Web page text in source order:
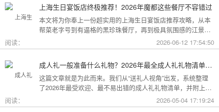
友圈的派对，还是带小朋友度过一个充满童趣的生日，这篇
2026年北京生日会场地全指南都能帮你找到答案！
上海生日宴饭店终极推荐！2026年魔都这些餐厅不容错过
本文将为你奉上一份超实用的上海生日宴饭店推荐攻略，从本
帮菜老字号到有逼格的黑珍珠餐厅，再到极具氛围感的江景私
房餐厅，全方位承包你的生日派对需求，相信一定能解决你的
挑选难题！
阅读： 2026-06-12 17:54:50
成人礼一般准备什么礼物？2026年最全成人礼礼物清单：父母、长辈、朋友一篇搞定
这篇文章就是为此而来。我们从“送礼人视角”出发，系统整理
了2026年最受欢迎、最不易出错的成人礼礼物清单，并附上挑
选逻辑和避坑指南，帮你用一份恰到好处的心意，为孩子（或
朋友）的18岁写下最温暖的注脚。
阅读： 2026-05-04 17:19:24